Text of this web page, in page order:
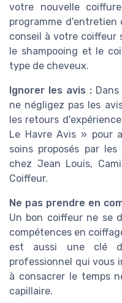
votre nouvelle
programme d'entretien
conseil à votre coiffeur
le shampooing et le
type de cheveux.
Ignorer les avis :
ne négligez pas les
les retours
Le Havre Avis » pour
soins proposés par
chez Jean Louis,
Coiffeur.
Ne pas prendre en
Un bon coiffeur ne se
compétences en
est aussi une clé
professionnel qui vous
à consacrer le temps
capillaire.